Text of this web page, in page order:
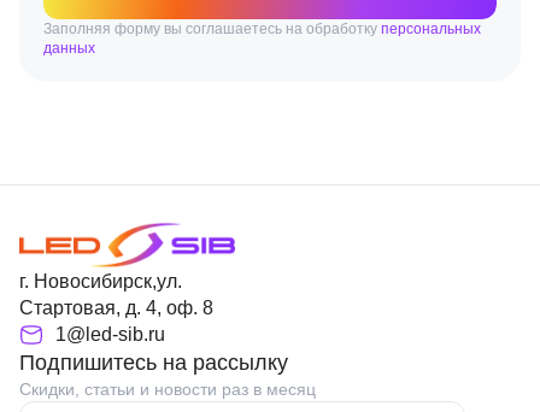
Заполняя форму вы соглашаетесь на обработку персональных
данных
г. Новосибирск,ул.
Стартовая, д. 4, оф. 8
1@led-sib.ru
Подпишитесь на рассылку
Скидки, статьи и новости раз в месяц